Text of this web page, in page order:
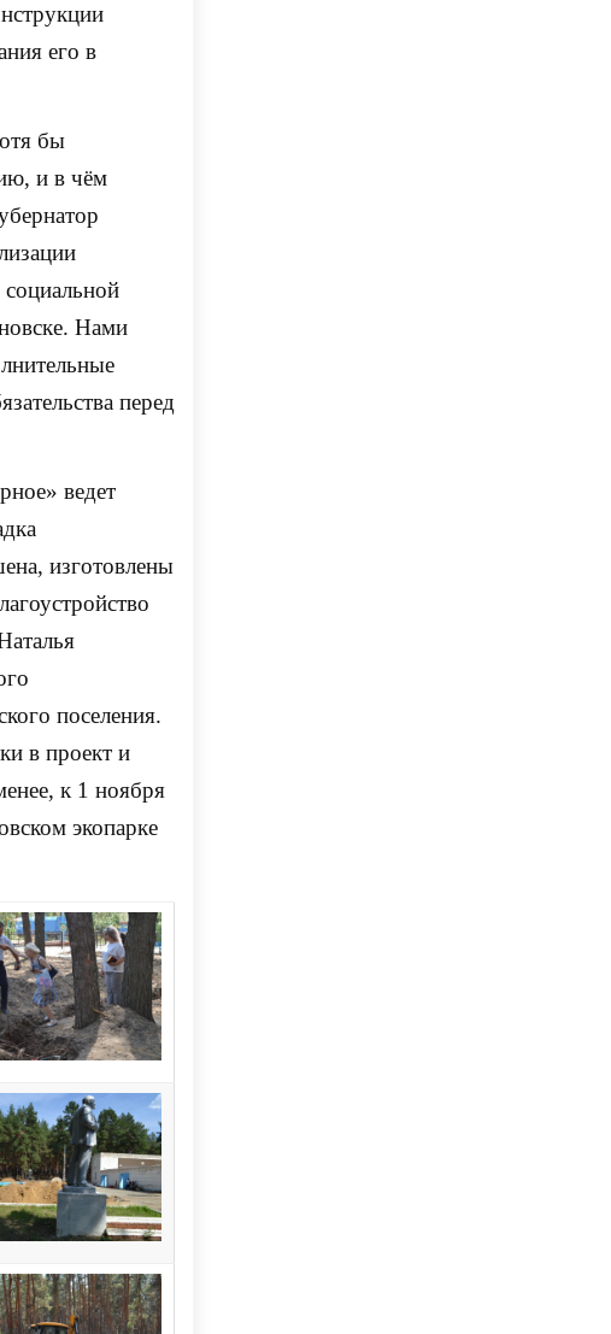
его в
бы
и в чём
Нами
перед
ведет
изготовлены
поселения.
в проект и
к 1 ноября
экопарке